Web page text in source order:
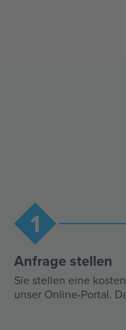
1
Anfrage stellen​
Sie stellen eine
unser Online-Portal.